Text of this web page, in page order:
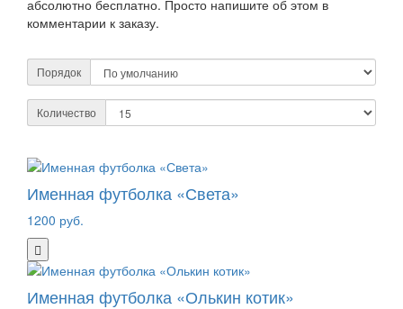
абсолютно бесплатно. Просто напишите об этом в
комментарии к заказу.
Порядок
Количество
Именная футболка «Света»
1200 руб.
Именная футболка «Олькин котик»